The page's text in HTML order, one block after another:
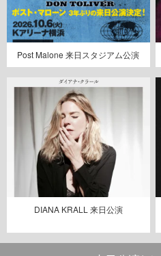
Post Malone 来日スタジアム公演
DIANA KRALL 来日公演